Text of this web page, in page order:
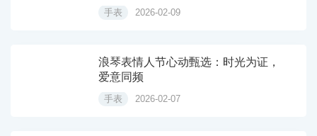
手表 2026-02-09
浪琴表情人节心动甄选：时光为证，
爱意同频
手表 2026-02-07